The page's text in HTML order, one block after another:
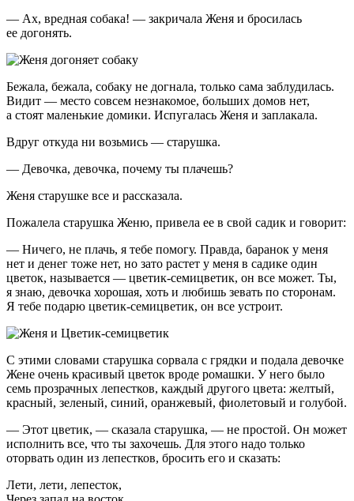
— Ах, вредная собака! — закричала Женя и бросилась
ее догонять.
Бежала, бежала, собаку не догнала, только сама заблудилась.
Видит — место совсем незнакомое, больших домов нет,
а стоят маленькие домики. Испугалась Женя и заплакала.
Вдруг откуда ни возьмись — старушка.
— Девочка, девочка, почему ты плачешь?
Женя старушке все и рассказала.
Пожалела старушка Женю, привела ее в свой садик и говорит:
— Ничего, не плачь, я тебе помогу. Правда, баранок у меня
нет и денег тоже нет, но зато растет у меня в садике один
цветок, называется — цветик-семицветик, он все может. Ты,
я знаю, девочка хорошая, хоть и любишь зевать по сторонам.
Я тебе подарю цветик-семицветик, он все устроит.
С этими словами старушка сорвала с грядки и подала девочке
Жене очень красивый цветок вроде ромашки. У него было
семь прозрачных лепестков, каждый другого цвета: желтый,
красный, зеленый, синий, оранжевый, фиолетовый и голубой.
— Этот цветик, — сказала старушка, — не простой. Он может
исполнить все, что ты захочешь. Для этого надо только
оторвать один из лепестков, бросить его и сказать:
Лети, лети, лепесток,